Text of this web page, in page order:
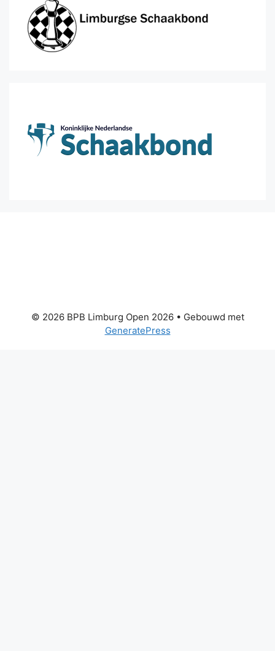
© 2026 BPB Limburg Open 2026• Gebouwd met
GeneratePress